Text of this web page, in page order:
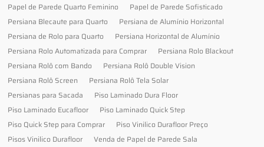
Papel de Parede Quarto Feminino
Papel de Parede Sofisticado
Persiana Blecaute para Quarto
Persiana de Alumínio Horizontal
Persiana de Rolo para Quarto
Persiana Horizontal de Alumínio
Persiana Rolo Automatizada para Comprar
Persiana Rolo Blackout
Persiana Rolô com Bando
Persiana Rolô Double Vision
Persiana Rolô Screen
Persiana Rolô Tela Solar
Persianas para Sacada
Piso Laminado Dura Floor
Piso Laminado Eucafloor
Piso Laminado Quick Step
Piso Quick Step para Comprar
Piso Vinilico Durafloor Preço
Pisos Vinilico Durafloor
Venda de Papel de Parede Sala